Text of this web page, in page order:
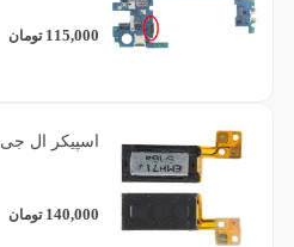
115,000 تومان
اسپیکر ال جی LG K10
140,000 تومان